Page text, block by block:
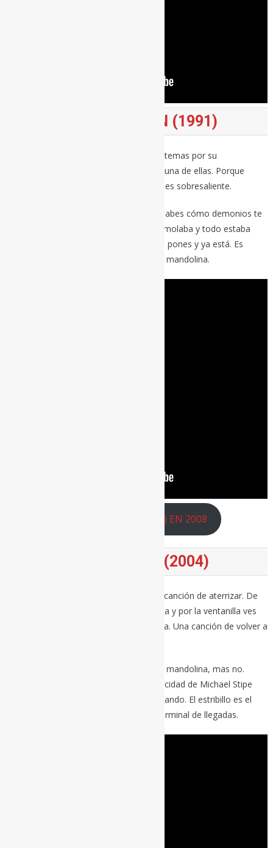
LOSING MY RELIGION (1991)
Hay ocasiones en las que obviar ciertos temas por su
comercialidad es una estupidez. Esta es una de ellas. Porque
‘Losing my religion’ es comercial porque es sobresaliente.
Una canción a la que acudir cuando no sabes cómo demonios te
sientes. ¿Cómo me sentía cuando todo molaba y todo estaba
bien en 1991? Si quieres recordarlo, te la pones y ya está. Es
magia. Y sigue sonando fresquísima esa mandolina.
R.E.M. EN LAS VENTAS (MADRID) EN 2008
LEAVING NEW YORK (2004)
Se supone que te vas, pero esta es una canción de aterrizar. De
cuando el avión de turno ya enfila la pista y por la ventanilla ves
las luces de la ciudad cada vez más cerca. Una canción de volver a
Es puro sonido R.E.M. Pareciera que hay mandolina, mas no.
Curioso eso. Resulta acojonante la capacidad de Michael Stipe
para dibujar melodías cantando y/o hablando. El estribillo es el
abrazo cuando se abre la puerta en la terminal de llegadas.